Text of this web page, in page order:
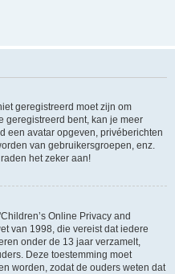
geregistreerd moet zijn om
geregistreerd bent, kan je meer
een avatar opgeven, privéberichten
van gebruikersgroepen, enz.
het zeker aan!
Online Privacy and
van 1998, die vereist dat iedere
onder de 13 jaar verzamelt,
Deze toestemming moet
worden, zodat de ouders weten dat